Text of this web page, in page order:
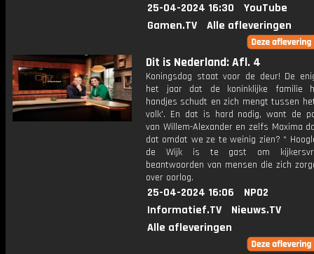
25-04-2024 16:30
YouTube
Gamen.TV
Alle afleveringen
Dit is Nederland: Afl. 4
Koningsdag staat voor de deur! De
het jaar dat de koninklijke familie
handjes schudt en zich mengt tussen
volk'. En dat is hard nodig, want de
van Willem-Alexander en zelfs Maxima
dat omdat we ze te weinig zien? *
de Wijk is te gast om
beantwoorden van mensen die zich
over oorlog.
25-04-2024 16:06
NPO2
Informatief.TV
Nieuws.TV
Alle afleveringen